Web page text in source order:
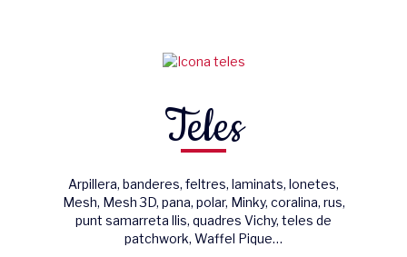
Teles
Arpillera, banderes, feltres, laminats, lonetes,
Mesh, Mesh 3D, pana, polar, Minky, coralina, rus,
punt samarreta llis, quadres Vichy, teles de
patchwork, Waffel Pique…